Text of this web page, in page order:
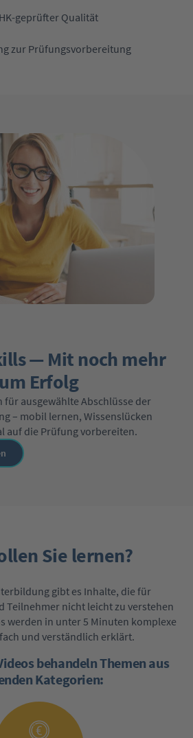
geprüfter Qualität
zur Prüfungsvorbereitung
— Mit noch mehr
Erfolg
für ausgewählte Abschlüsse der
– mobil lernen, Wissenslücken
auf die Prüfung vorbereiten.
Sie lernen?
gibt es Inhalte, die für
Teilnehmer nicht leicht zu verstehen
werden in unter 5 Minuten komplexe
und verständlich erklärt.
behandeln Themen aus
Kategorien: